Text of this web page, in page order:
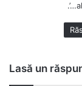
Lasă un